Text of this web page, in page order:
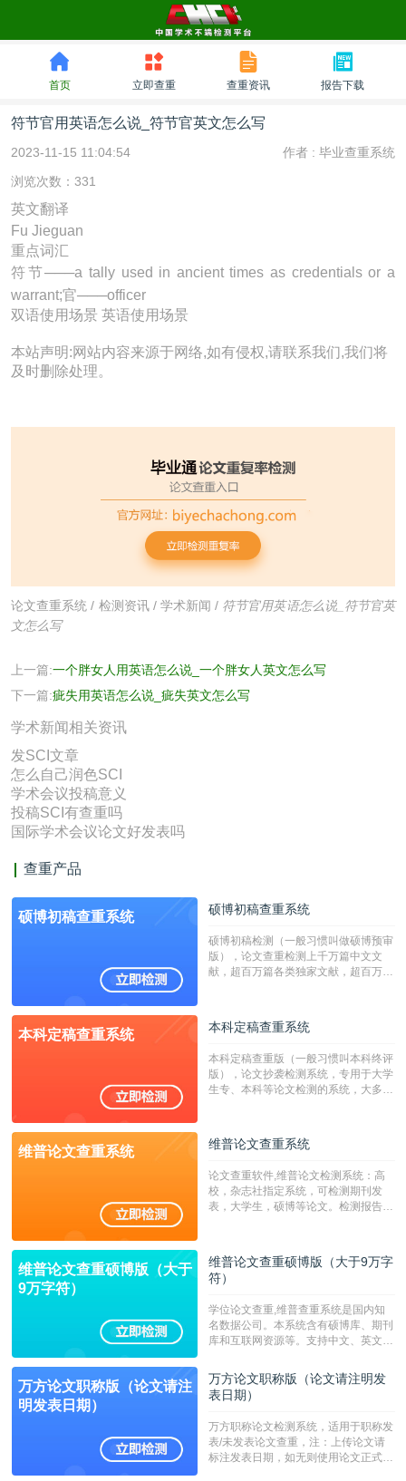
首页 立即查重 查重资讯 报告下载
符节官用英语怎么说_符节官英文怎么写
2023-11-15 11:04:54 作者 : 毕业查重系统
浏览次数：331
英文翻译
Fu Jieguan
重点词汇
符节───a tally used in ancient times as credentials or a
warrant;官───officer
双语使用场景 英语使用场景
本站声明:网站内容来源于网络,如有侵权,请联系我们,我们将
及时删除处理。
论文查重系统 / 检测资讯/ 学术新闻 / 符节官用英语怎么说_符节官英
文怎么写
上一篇:一个胖女人用英语怎么说_一个胖女人英文怎么写
下一篇:疵失用英语怎么说_疵失英文怎么写
学术新闻相关资讯
发SCI文章
怎么自己润色SCI
学术会议投稿意义
投稿SCI有查重吗
国际学术会议论文好发表吗
查重产品
硕博初稿查重系统 硕博初稿查重系统
硕博初稿检测（一般习惯叫做硕博预审
版），论文查重检测上千万篇中文文
献，超百万篇各类独家文献，超百万港
校用来检测硕博论文的系统，检测范围
广，数据来源真实，检测算法合理!本
字符数30万）
本科定稿查重系统 本科定稿查重系统
本科定稿查重版（一般习惯叫本科终评
版），论文抄袭检测系统，专用于大学
生专、本科等论文检测的系统，大多数
维普论文查重系统 维普论文查重系统
论文查重软件,维普论文检测系统：高
校，杂志社指定系统，可检测期刊发
表，大学生，硕博等论文。检测报告支
维普论文查重硕博版（大于
9万字符）
维普论文查重硕博版（大于9万字
符）
学位论文查重,维普查重系统是国内知
名数据公司。本系统含有硕博库、期刊
库和互联网资源等。支持中文、英文、
定院校！！！
万方论文职称版（论文请注
明发表日期）
万方论文职称版（论文请注明发
表日期）
万方职称论文检测系统，适用于职称发
表/未发表论文查重，注：上传论文请
标注发表日期，如无则使用论文正式发